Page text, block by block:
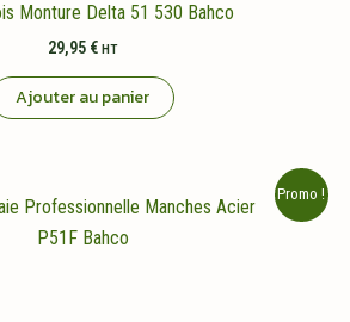
Monture Delta 51 530 Bahco
29,95 € HT
Ajouter au panier
Promo !